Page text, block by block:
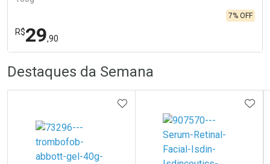
R$29,90
7% OFF
Laboratório
Por Menos
Destaques da Semana
ADICIONAR AOS FAVORITOS